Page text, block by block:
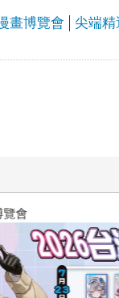
畫博覽會 尖端精